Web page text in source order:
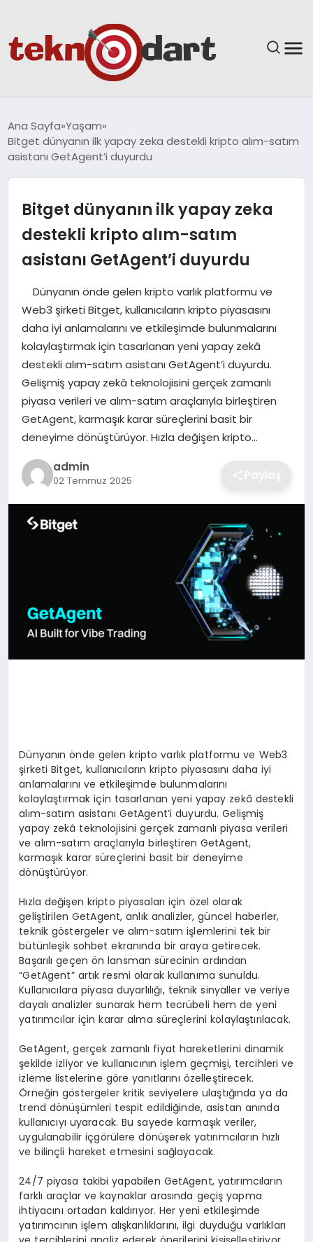
YAŞAM
EĞITIM
GÜNDEM
SPOR
EKONOMI
MAGAZIN
OTOMOBIL
TEKNOLOJI
Ana Sayfa Yaşam
Bitget dünyanın ilk yapay zeka destekli kripto alım-satım
asistanı GetAgent’i duyurdu
Bitget dünyanın ilk yapay zeka
destekli kripto alım-satım
asistanı GetAgent’i duyurdu
Dünyanın önde gelen kripto varlık platformu ve
Web3 şirketi Bitget, kullanıcıların kripto piyasasını
daha iyi anlamalarını ve etkileşimde bulunmalarını
kolaylaştırmak için tasarlanan yeni yapay zekâ
destekli alım-satım asistanı GetAgent’i duyurdu.
Gelişmiş yapay zekâ teknolojisini gerçek zamanlı
piyasa verileri ve alım-satım araçlarıyla birleştiren
GetAgent, karmaşık karar süreçlerini basit bir
deneyime dönüştürüyor. Hızla değişen kripto…
admin
02 Temmuz 2025
Dünyanın önde gelen kripto varlık platformu ve Web3
şirketi Bitget, kullanıcıların kripto piyasasını daha iyi
anlamalarını ve etkileşimde bulunmalarını
kolaylaştırmak için tasarlanan yeni yapay zekâ destekli
alım-satım asistanı GetAgent’i duyurdu. Gelişmiş
yapay zekâ teknolojisini gerçek zamanlı piyasa verileri
ve alım-satım araçlarıyla birleştiren GetAgent,
karmaşık karar süreçlerini basit bir deneyime
dönüştürüyor.
Hızla değişen kripto piyasaları için özel olarak
geliştirilen GetAgent, anlık analizler, güncel haberler,
teknik göstergeler ve alım-satım işlemlerini tek bir
bütünleşik sohbet ekranında bir araya getirecek.
Başarılı geçen ön lansman sürecinin ardından
“GetAgent” artık resmi olarak kullanıma sunuldu.
Kullanıcılara piyasa duyarlılığı, teknik sinyaller ve veriye
dayalı analizler sunarak hem tecrübeli hem de yeni
yatırımcılar için karar alma süreçlerini kolaylaştırılacak.
GetAgent, gerçek zamanlı fiyat hareketlerini dinamik
şekilde izliyor ve kullanıcının işlem geçmişi, tercihleri ve
izleme listelerine göre yanıtlarını özelleştirecek.
Örneğin göstergeler kritik seviyelere ulaştığında ya da
trend dönüşümleri tespit edildiğinde, asistan anında
kullanıcıyı uyaracak. Bu sayede karmaşık veriler,
uygulanabilir içgörülere dönüşerek yatırımcıların hızlı
ve bilinçli hareket etmesini sağlayacak.
24/7 piyasa takibi yapabilen GetAgent, yatırımcıların
farklı araçlar ve kaynaklar arasında geçiş yapma
ihtiyacını ortadan kaldırıyor. Her yeni etkileşimde
yatırımcının işlem alışkanlıklarını, ilgi duyduğu varlıkları